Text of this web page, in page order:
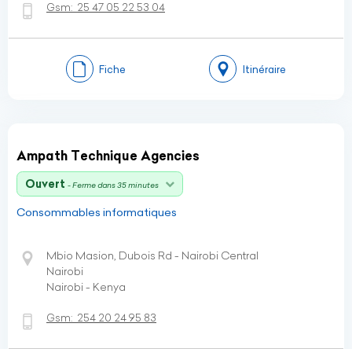
Gsm: 25 47 05 22 53 04
Fiche Itinéraire
Ampath Technique Agencies
Ouvert - Ferme dans 35 minutes
Consommables informatiques
Mbio Masion, Dubois Rd - Nairobi Central
Nairobi
Nairobi - Kenya
Gsm: 254 20 24 95 83